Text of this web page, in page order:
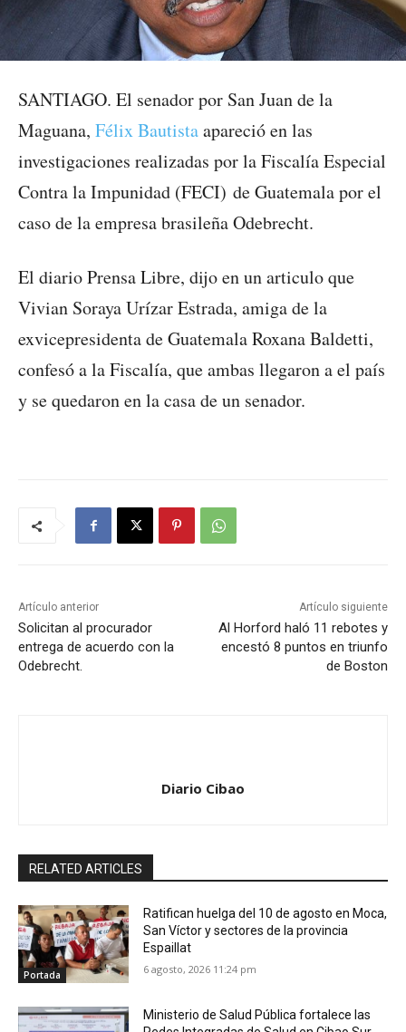
SANTIAGO. El senador por San Juan de la
Maguana, Félix Bautistaapareció en las
investigaciones realizadas por la Fiscalía Especial
Contra la Impunidad (FECI) de Guatemala por el
caso de la empresa brasileña Odebrecht.
El diario Prensa Libre, dijo en un articulo que
Vivian Soraya Urízar Estrada, amiga de la
exvicepresidenta de Guatemala Roxana Baldetti,
confesó a la Fiscalía, que ambas llegaron a el país
y se quedaron en la casa de un senador.
Artículo anterior
Solicitan al procurador
entrega de acuerdo con la
Odebrecht.
Artículo siguiente
Al Horford haló 11 rebotes y
encestó 8 puntos en triunfo
de Boston
Diario Cibao
RELATED ARTICLES
Portada
Ratifican huelga del 10 de agosto en Moca,
San Víctor y sectores de la provincia
Espaillat
6 agosto, 2026 11:24 pm
Ministerio de Salud Pública fortalece las